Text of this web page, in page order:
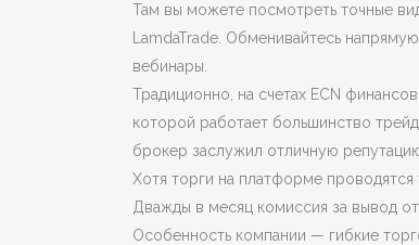
Там вы можете посмотреть точные
LamdaTrade. Обменивайтесь
вебинары.
Традиционно, на счетах ECN
которой работает большинство
брокер заслужил отличную
Хотя торги на платформе
Дважды в месяц комиссия за вывод
Особенность компании — гибкие